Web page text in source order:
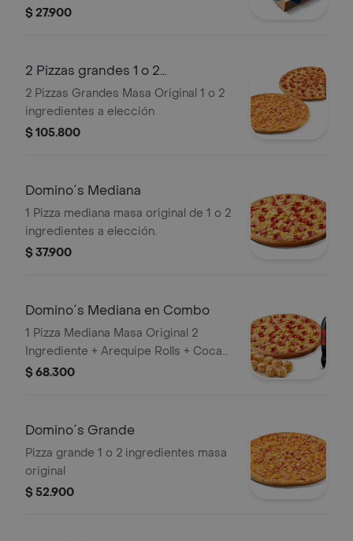
$ 27.900
2 Pizzas grandes 1 o 2
ingredientes
2 Pizzas Grandes Masa Original 1 o 2
ingredientes a elección
$ 105.800
Domino´s Mediana
1 Pizza mediana masa original de 1 o 2
ingredientes a elección.
$ 37.900
Domino´s Mediana en Combo
1 Pizza Mediana Masa Original 2
Ingrediente + Arequipe Rolls + Coca
Cola Zero 1.5lts.
$ 68.300
Domino´s Grande
Pizza grande 1 o 2 ingredientes masa
original
$ 52.900